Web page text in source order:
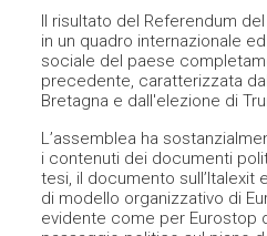
Il risultato del Referendum
in un quadro internazionale
sociale del paese
precedente, caratterizzata
Bretagna e dall'elezione di
L’assemblea ha
i contenuti dei documenti
tesi, il documento sull’Italexit
di modello organizzativo di
evidente come per Eurostop